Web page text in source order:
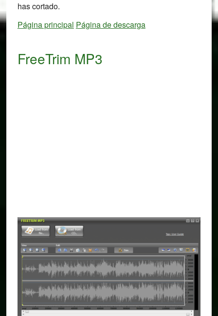
has cortado.
Página principal Página de descarga
FreeTrim MP3